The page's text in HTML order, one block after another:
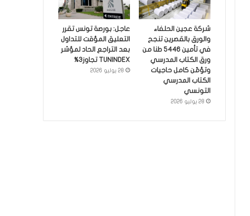
شركة عجين الحلفاء
والورق بالقصرين تنجح
في تأمين 5446 طنا من
ورق الكتاب المدرسي
وتؤمّن كامل حاجيات
الكتاب المدرسي
التونسي
28 يوليو 2026
عاجل: بورصة تونس تقرر
التعليق المؤقت للتداول
بعد التراجع الحاد لمؤشر
TUNINDEX تجاوز3%
28 يوليو 2026